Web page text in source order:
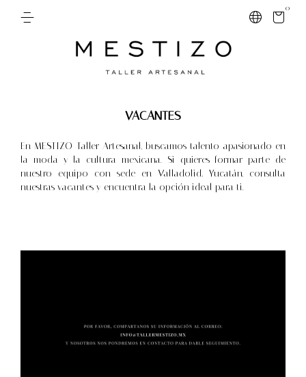
0
VACANTES
En MESTIZO Taller Artesanal, buscamos talento apasionado en
la moda y la cultura mexicana. Si quieres formar parte de
nuestro equipo con sede en Valladolid, Yucatán, consulta
nuestras vacantes y encuentra la opción ideal para ti.